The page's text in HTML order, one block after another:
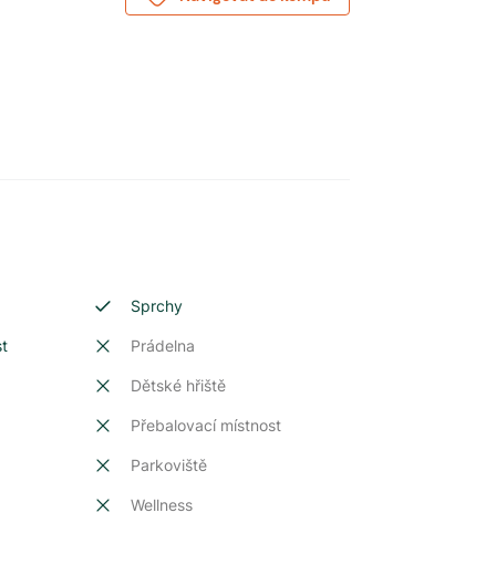
Sprchy
Prádelna
Dětské hřiště
Přebalovací místnost
Parkoviště
Wellness